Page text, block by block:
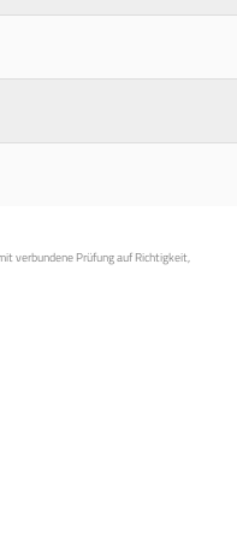
verbundene Prüfung auf Richtigkeit,